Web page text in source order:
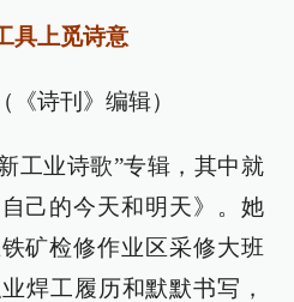
具上觅诗意
（《诗刊》编辑）
工业诗歌”专辑，其中就
己的今天和明天》。她
矿检修作业区采修大班
焊工履历和默默书写，